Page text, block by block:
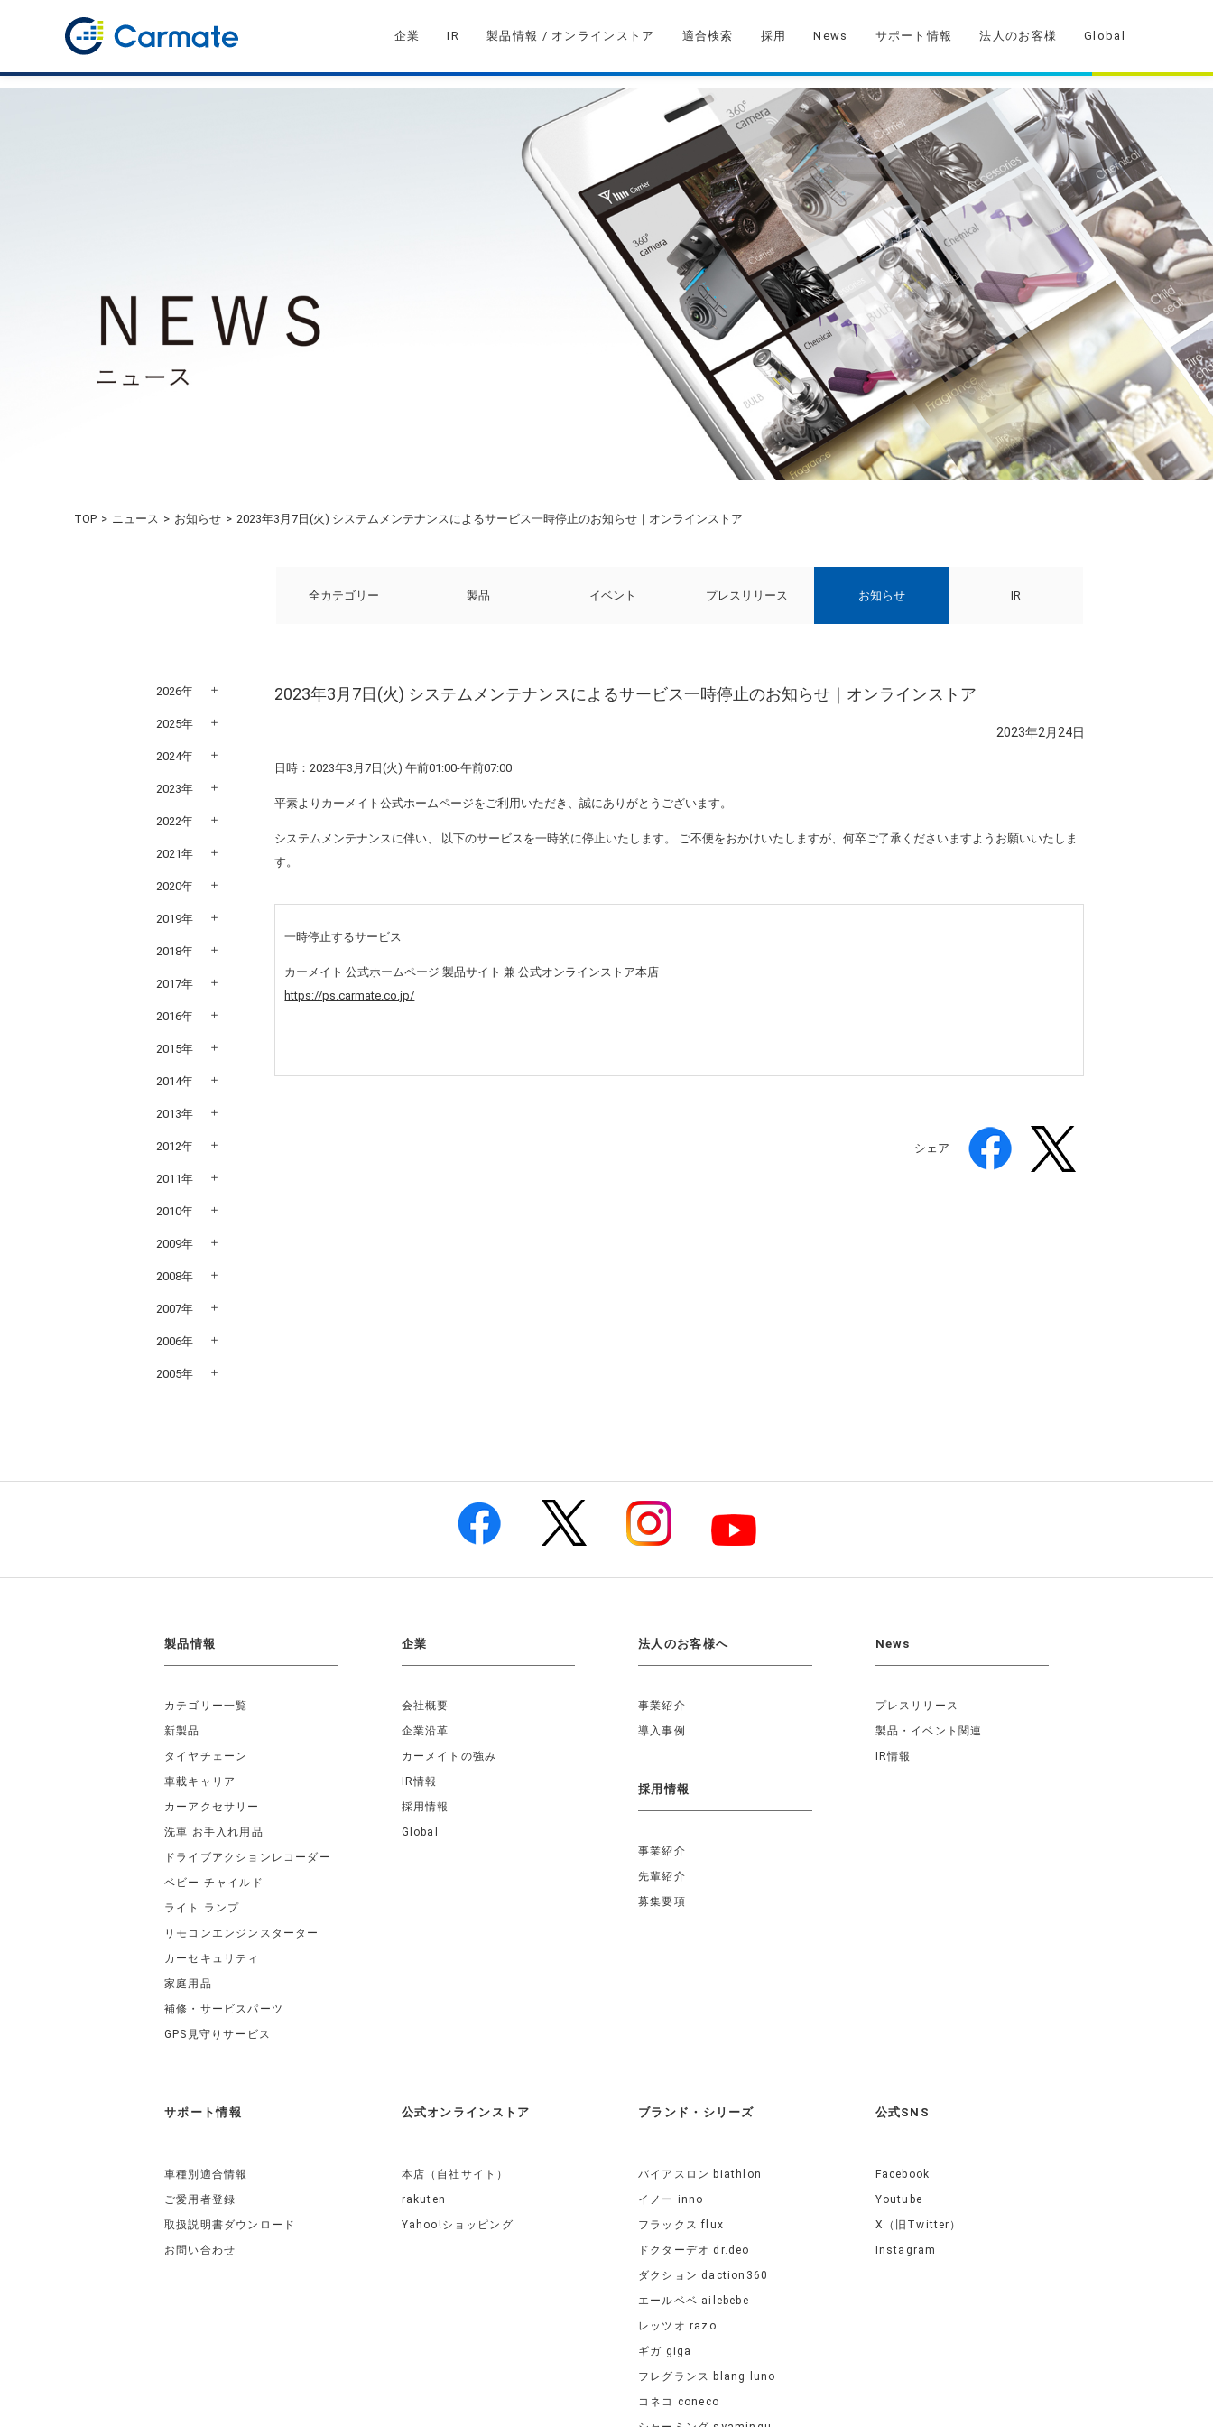
企業 IR 製品情報 / オンラインストア 適合検索 採用 News サポート情報 法人のお客様 Global
TOP ニュース お知らせ 2023年3月7日(火) システムメンテナンスによるサービス一時停止のお知らせ｜オンラインストア
全カテゴリー 製品 イベント プレスリリース お知らせ IR
2023年3月7日(火) システムメンテナンスによるサービス一時停止のお知らせ｜オンラインストア
2023年2月24日
日時：2023年3月7日(火) 午前01:00-午前07:00
平素よりカーメイト公式ホームページをご利用いただき、誠にありがとうございます。
システムメンテナンスに伴い、 以下のサービスを一時的に停止いたします。 ご不便をおかけいたしますが、何卒ご了承くださいますようお願いいたしま
す。
一時停止するサービス
カーメイト 公式ホームページ 製品サイト 兼 公式オンラインストア本店
https://ps.carmate.co.jp/
シェア
2026年
2025年
2024年
2023年
2022年
2021年
2020年
2019年
2018年
2017年
2016年
2015年
2014年
2013年
2012年
2011年
2010年
2009年
2008年
2007年
2006年
2005年
製品情報
カテゴリー一覧
新製品
タイヤチェーン
車載キャリア
カーアクセサリー
洗車 お手入れ用品
ドライブアクションレコーダー
ベビー チャイルド
ライト ランプ
リモコンエンジンスターター
カーセキュリティ
家庭用品
補修・サービスパーツ
GPS見守りサービス
企業
会社概要
企業沿革
カーメイトの強み
IR情報
採用情報
Global
法人のお客様へ
事業紹介
導入事例
News
プレスリリース
製品・イベント関連
IR情報
採用情報
事業紹介
先輩紹介
募集要項
サポート情報
車種別適合情報
ご愛用者登録
取扱説明書ダウンロード
お問い合わせ
公式オンラインストア
本店（自社サイト）
rakuten
Yahoo!ショッピング
ブランド・シリーズ
バイアスロン biathlon
イノー inno
フラックス flux
ドクターデオ dr.deo
ダクション daction360
エールベベ ailebebe
レッツオ razo
ギガ giga
フレグランス blang luno
コネコ coneco
公式SNS
Facebook
Youtube
X（旧Twitter）
Instagram